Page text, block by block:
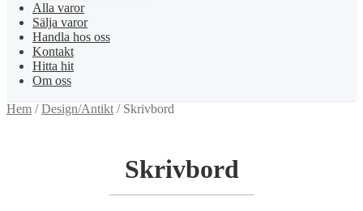
Alla varor
Sälja varor
Handla hos oss
Kontakt
Hitta hit
Om oss
Hem /Design/Antikt / Skrivbord
Skrivbord